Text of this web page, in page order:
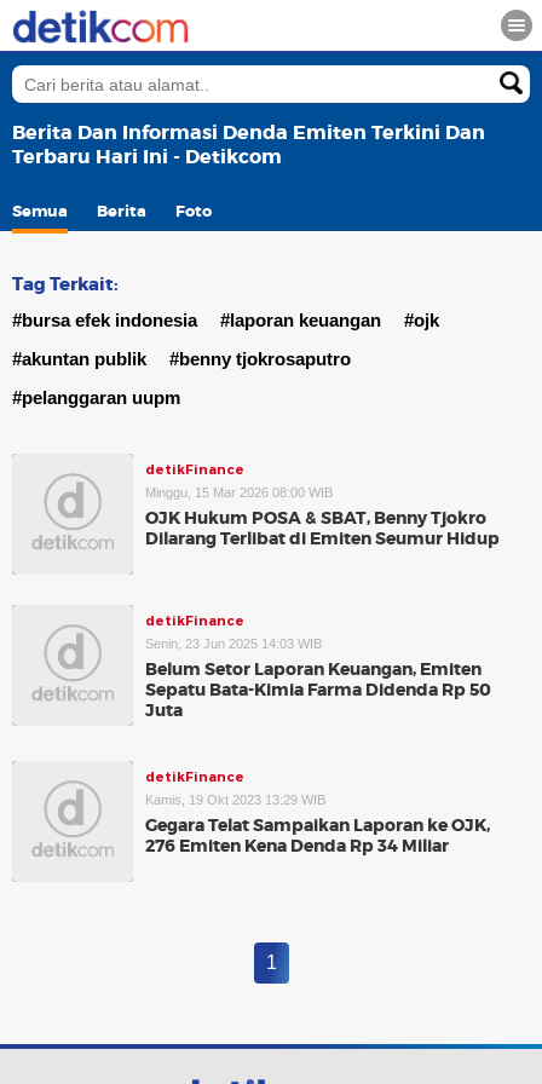
Berita Dan Informasi Denda Emiten Terkini Dan
Terbaru Hari Ini - Detikcom
Semua Berita Foto
Tag Terkait:
#bursa efek indonesia #laporan keuangan
#ojk
#akuntan publik
#benny tjokrosaputro
#pelanggaran uupm
detikFinance
Minggu, 15 Mar 2026 08:00 WIB
OJK Hukum POSA & SBAT, Benny Tjokro
Dilarang Terlibat di Emiten Seumur Hidup
detikFinance
Senin, 23 Jun 2025 14:03 WIB
Belum Setor Laporan Keuangan, Emiten
Sepatu Bata-Kimia Farma Didenda Rp 50
Juta
detikFinance
Kamis, 19 Okt 2023 13:29 WIB
Gegara Telat Sampaikan Laporan ke OJK,
276 Emiten Kena Denda Rp 34 Miliar
1